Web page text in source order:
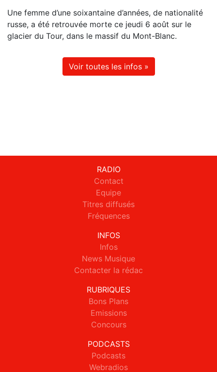
Une femme d’une soixantaine d’années, de nationalité
russe, a été retrouvée morte ce jeudi 6 août sur le
glacier du Tour, dans le massif du Mont-Blanc.
Voir toutes les infos »
RADIO
Contact
Equipe
Titres diffusés
Fréquences
INFOS
Infos
News Musique
Contacter la rédac
RUBRIQUES
Bons Plans
Emissions
Concours
PODCASTS
Podcasts
Webradios